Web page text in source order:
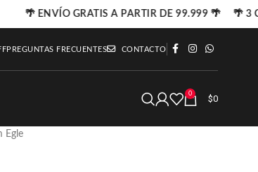
PREGUNTAS FRECUENTES CONTACTO
0 $0
Egle
🌴 ENVÍO GRATIS A PARTIR DE 99.999 🌴 🌴 3